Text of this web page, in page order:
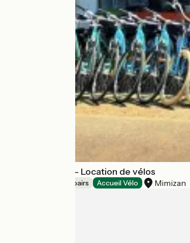
Cycles en Born - Location de vélos
Bicycle rentals/ repairs Accueil Vélo Mimizan